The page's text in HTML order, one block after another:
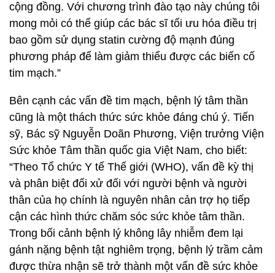
cộng đồng. Với chương trình đào tạo này chúng tôi
mong mỏi có thể giúp các bác sĩ tối ưu hóa điều trị
bao gồm sử dụng statin cường độ mạnh đúng
phương pháp để làm giảm thiểu được các biến cố
tim mạch.”
Bên cạnh các vấn đề tim mạch, bệnh lý tâm thần
cũng là một thách thức sức khỏe đáng chú ý. Tiến
sỹ, Bác sỹ Nguyễn Doãn Phương, Viện trưởng Viện
Sức khỏe Tâm thần quốc gia Việt Nam, cho biết:
“Theo Tổ chức Y tế Thế giới (WHO), vấn đề kỳ thị
và phân biệt đối xử đối với người bệnh và người
thân của họ chính là nguyên nhân cản trợ họ tiếp
cận các hình thức chăm sóc sức khỏe tâm thần.
Trong bối cảnh bệnh lý không lây nhiễm đem lại
gánh nặng bệnh tật nghiêm trọng, bệnh lý trầm cảm
được thừa nhận sẽ trở thành một vấn đề sức khỏe